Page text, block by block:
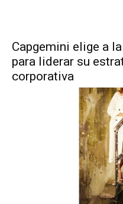
Capgemini elige a
para liderar su
corporativa